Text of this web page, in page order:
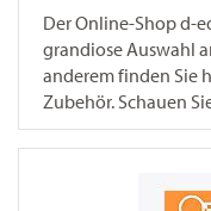
Der Online-Shop d-
grandiose Auswahl
anderem finden Sie
Zubehör. Schauen